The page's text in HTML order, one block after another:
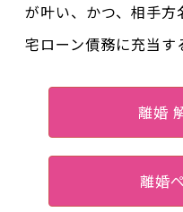
が叶い、かつ、相手
宅ローン債務に充当す
離婚
離婚